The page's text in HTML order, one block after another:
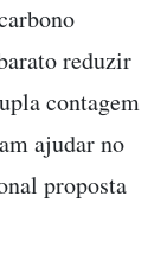
reduzir
contagem
ajudar no
proposta